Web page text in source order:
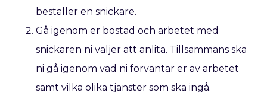
beställer en snickare.
Gå igenom er bostad och arbetet med
snickaren ni väljer att anlita. Tillsammans ska
ni gå igenom vad ni förväntar er av arbetet
samt vilka olika tjänster som ska ingå.